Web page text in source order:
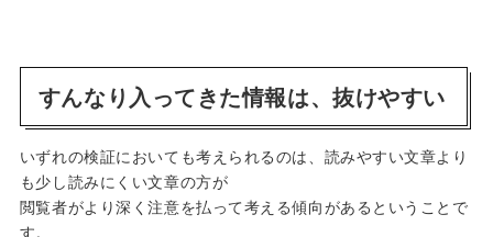
すんなり入ってきた情報は、抜けやすい
いずれの検証においても考えられるのは、読みやすい文章より
も少し読みにくい文章の方が
閲覧者がより深く注意を払って考える傾向があるということで
す。